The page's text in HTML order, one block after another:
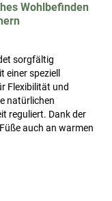
Wohlbefinden
sorgfältig
speziell
Flexibilität und
natürlichen
reguliert. Dank der
auch an warmen